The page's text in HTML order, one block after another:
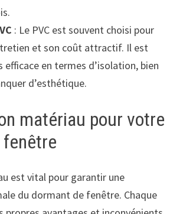
: Le PVC est souvent choisi pour
et son coût attractif. Il est
en termes d’isolation, bien
d’esthétique.
matériau pour votre
est vital pour garantir une
du dormant de fenêtre. Chaque